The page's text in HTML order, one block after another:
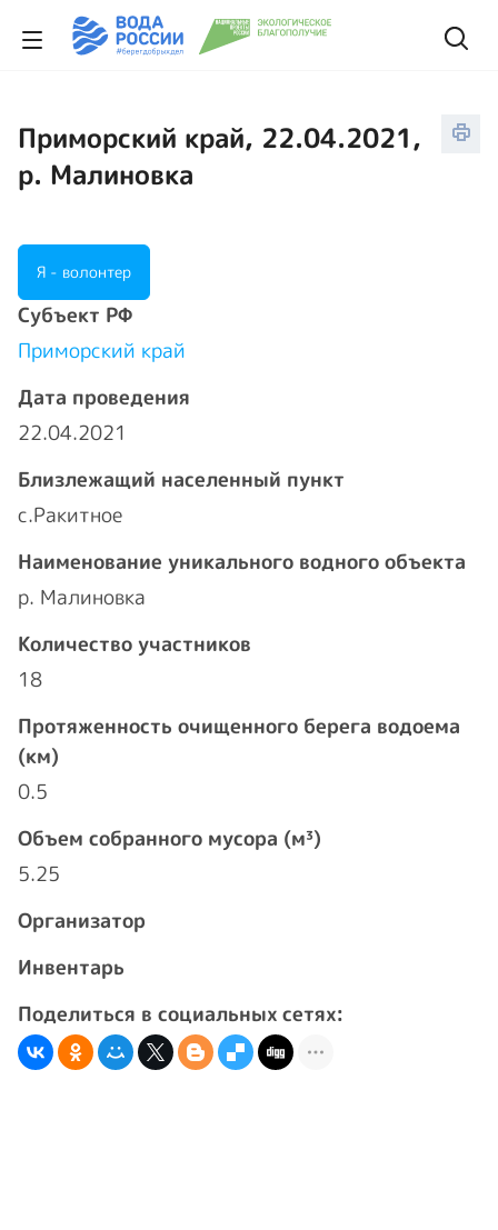
Приморский край, 22.04.2021,
р. Малиновка
Я - волонтер
Cубъект РФ
Приморский край
Дата проведения
22.04.2021
Близлежащий населенный пункт
с.Ракитное
Наименование уникального водного объекта
р. Малиновка
Количество участников
18
Протяженность очищенного берега водоема
(км)
0.5
Объем собранного мусора (м³)
5.25
Организатор
Инвентарь
Поделиться в социальных сетях: